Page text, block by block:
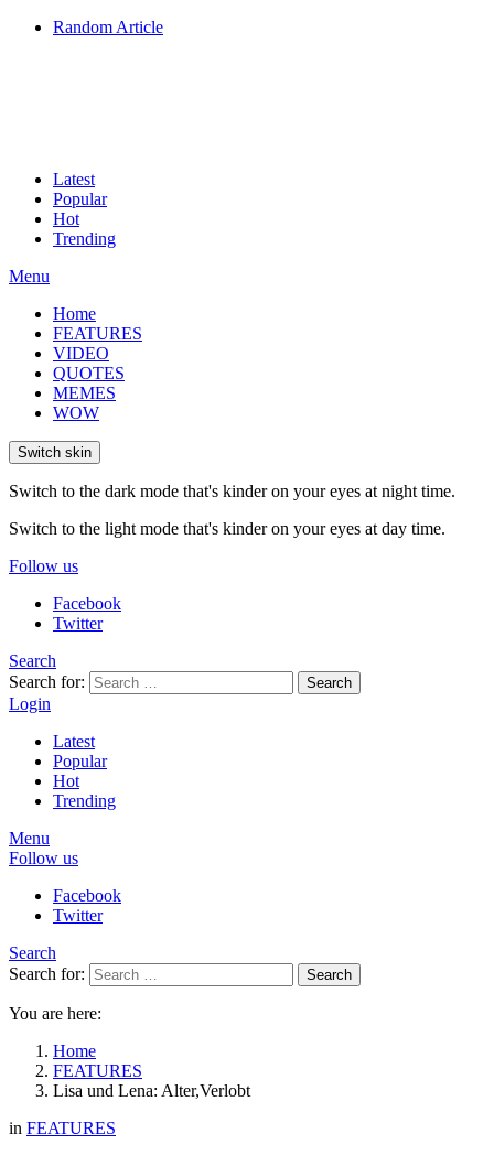
Random Article
Latest
Popular
Hot
Trending
Menu
Home
FEATURES
VIDEO
QUOTES
MEMES
WOW
Switch skin
Switch to the dark mode that's kinder on your eyes at night time.
Switch to the light mode that's kinder on your eyes at day time.
Follow us
Facebook
Twitter
Search
Search for:
Search
Login
Latest
Popular
Hot
Trending
Menu
Follow us
Facebook
Twitter
Search
Search for:
Search
You are here:
Home
FEATURES
Lisa und Lena: Alter,Verlobt
in FEATURES